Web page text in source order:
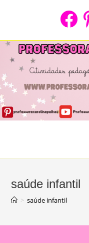
saúde infantil
> saúde infantil